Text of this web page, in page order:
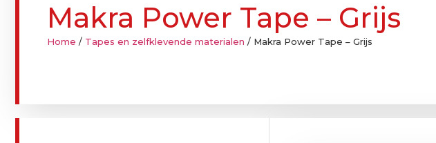
Makra Power Tape – Grijs
Home / Tapes en zelfklevende materialen / Makra Power Tape – Grijs